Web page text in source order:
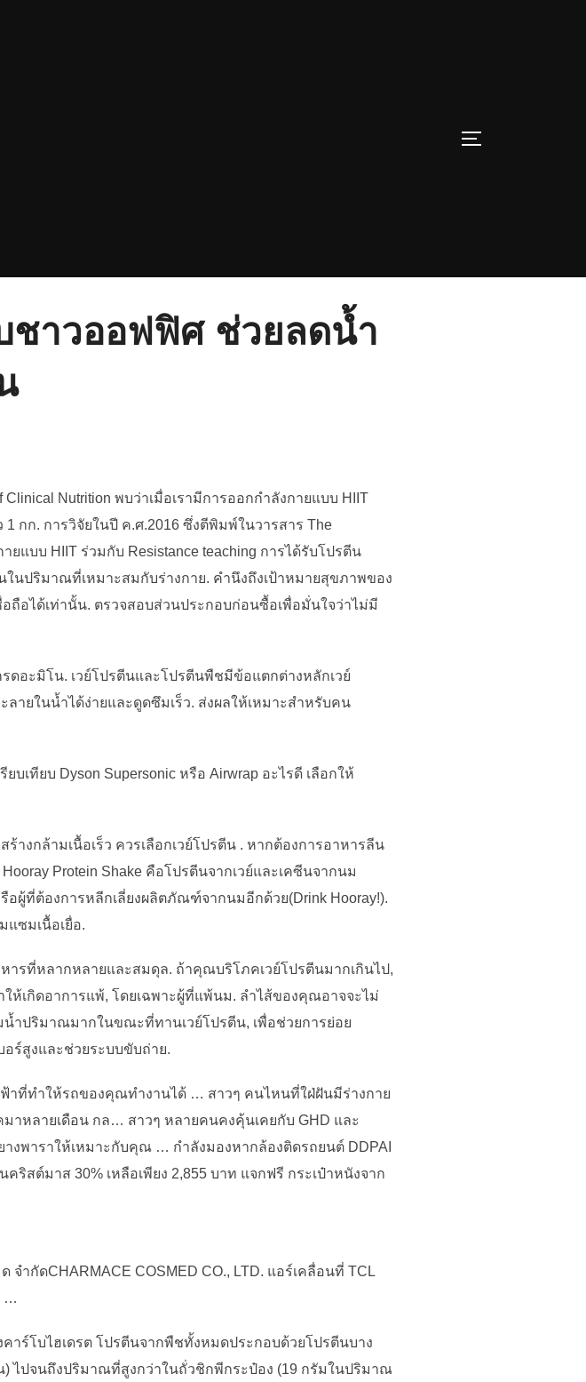
TOGGLE
ชาวออฟฟิศ ช่วยลดน้ำ
Nutrition พบว่าเมื่อเรามีการออกกำลังกายแบบ HIIT
กก. การวิจัยในปี ค.ศ.2016 ซึ่งตีพิมพ์ในวารสาร The
ยแบบ HIIT ร่วมกับ Resistance teaching การได้รับโปรตีน
นปริมาณที่เหมาะสมกับร่างกาย. คำนึงถึงเป้าหมายสุขภาพของ
ถือได้เท่านั้น. ตรวจสอบส่วนประกอบก่อนซื้อเพื่อมั่นใจว่าไม่มี
ดอะมิโน. เวย์โปรตีนและโปรตีนพืชมีข้อแตกต่างหลักเวย์
ายในน้ำได้ง่ายและดูดซึมเร็ว. ส่งผลให้เหมาะสำหรับคน
เทียบ Dyson Supersonic หรือ Airwrap อะไรดี เลือกให้
งกล้ามเนื้อเร็ว ควรเลือกเวย์โปรตีน . หากต้องการอาหารลีน
Protein Shake คือโปรตีนจากเวย์และเคซีนจากนม
ผู้ที่ต้องการหลีกเลี่ยงผลิตภัณฑ์จากนมอีกด้วย​(Drink Hooray!).
แซมเนื้อเยื่อ.
ารที่หลากหลายและสมดุล. ถ้าคุณบริโภคเวย์โปรตีนมากเกินไป,
ห้เกิดอาการแพ้, โดยเฉพาะผู้ที่แพ้นม. ลำไส้ของคุณอาจจะไม่
น้ำปริมาณมากในขณะที่ทานเวย์โปรตีน, เพื่อช่วยการย่อย
ร์สูงและช่วยระบบขับถ่าย.
าที่ทำให้รถของคุณทำงานได้ … สาวๆ คนไหนที่ใฝ่ฝันมีร่างกาย
หลายเดือน กล… สาวๆ หลายคนคงคุ้นเคยกับ GHD และ
งพาราให้เหมาะกับคุณ … กำลังมองหากล้องติดรถยนต์ DDPAI
ริสต์มาส 30% เหลือเพียง 2,855 บาท แจกฟรี กระเป๋าหนังจาก
ำกัดCHARMACE COSMED CO., LTD. แอร์เคลื่อนที่ TCL
…
าร์โบไฮเดรต โปรตีนจากพืชทั้งหมดประกอบด้วยโปรตีนบาง
ไปจนถึงปริมาณที่สูงกว่าในถั่วชิกพีกระป๋อง (19 กรัมในปริมาณ